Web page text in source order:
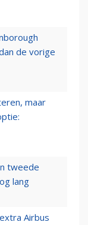
de vorige
maar
tweede
lang
Airbus